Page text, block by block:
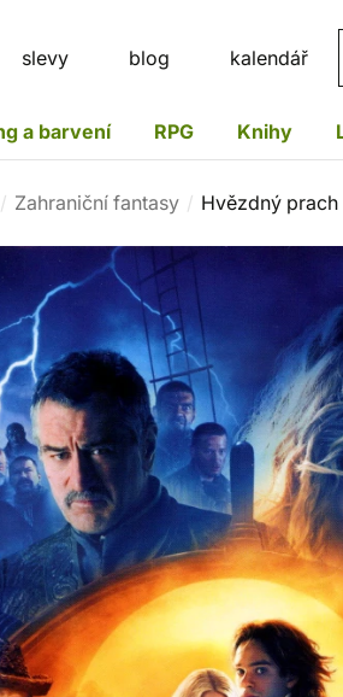
slevy blog kalendář
a barvení RPG Knihy
Zahraniční fantasy Hvězdný prach